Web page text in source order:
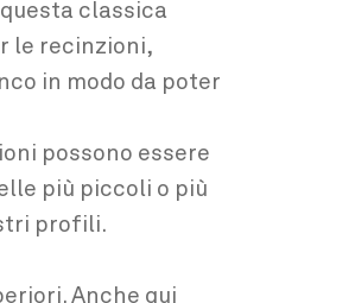
questa classica
le recinzioni,
in modo da poter
possono essere
più piccoli o più
profili.
Anche qui